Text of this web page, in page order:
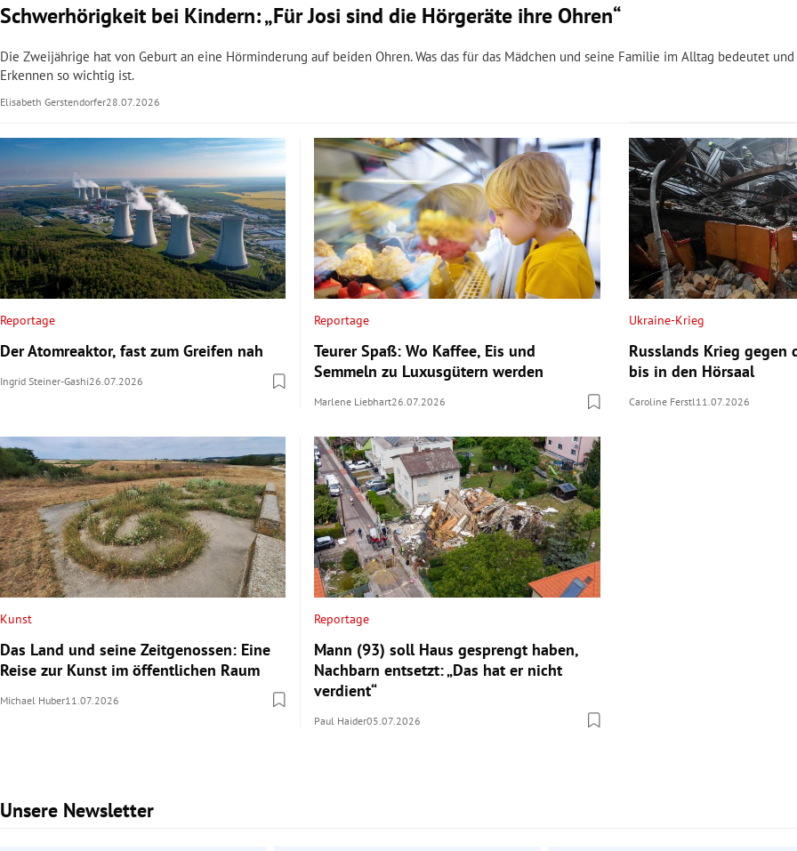
Schwerhörigkeit bei Kindern: „Für Josi sind die Hörgeräte ihre Ohren“
Die Zweijährige hat von Geburt an eine Hörminderung auf beiden Ohren. Was das für das Mädchen und seine Familie im Alltag bedeutet
Erkennen so wichtig ist.
Elisabeth Gerstendorfer28.07.2026
Reportage
Der Atomreaktor, fast zum Greifen nah
Ingrid Steiner-Gashi26.07.2026
Reportage
Teurer Spaß: Wo Kaffee, Eis und
Semmeln zu Luxusgütern werden
Marlene Liebhart26.07.2026
Ukraine-Krieg
Russlands Krieg gegen
bis in den Hörsaal
Caroline Ferstl11.07.2026
Kunst
Das Land und seine Zeitgenossen: Eine
Reise zur Kunst im öffentlichen Raum
Michael Huber11.07.2026
Reportage
Mann (93) soll Haus gesprengt haben,
Nachbarn entsetzt: „Das hat er nicht
verdient“
Paul Haider05.07.2026
Unsere Newsletter
Slide 1 von 3